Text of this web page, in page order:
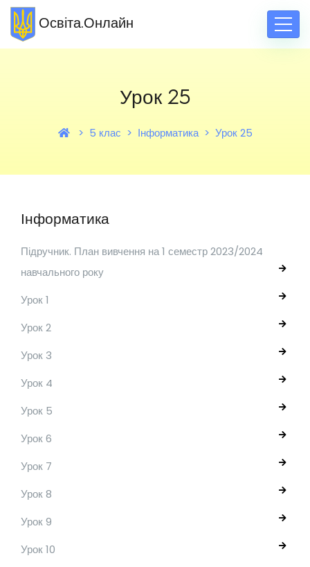
Освіта.Онлайн
Урок 25
5 клас Інформатика Урок 25
Інформатика
Підручник. План вивчення на 1 семестр 2023/2024
навчального року
Урок 1
Урок 2
Урок 3
Урок 4
Урок 5
Урок 6
Урок 7
Урок 8
Урок 9
Урок 10